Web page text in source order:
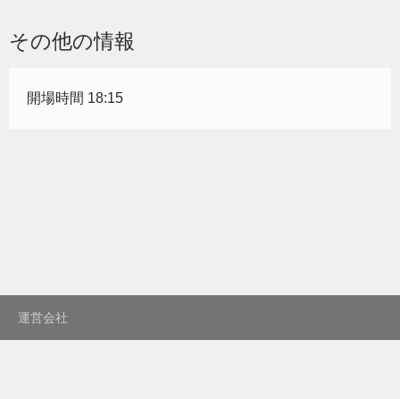
その他の情報
開場時間 18:15
運営会社